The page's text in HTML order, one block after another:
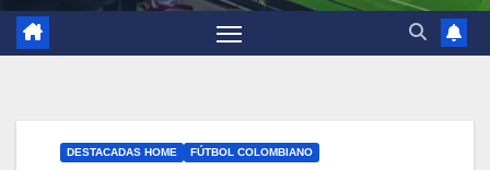
DESTACADAS HOME FÚTBOL COLOMBIANO